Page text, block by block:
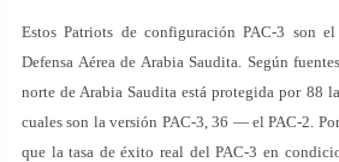
Estos Patriots de configuración PAC-3 son
Defensa Aérea de Arabia Saudita. Según
norte de Arabia Saudita está protegida por 88
cuales son la versión PAC-3, 36 — el PAC-2.
que la tasa de éxito real del PAC-3 en